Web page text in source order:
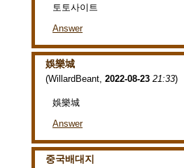
토토사이트
Answer
娛樂城
(WillardBeant, 2022-08-23 21:33)
娛樂城
Answer
중국배대지